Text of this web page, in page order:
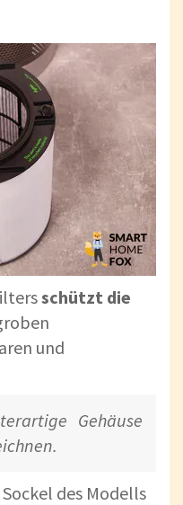
schützt die
und
Gehäuse
des Modells